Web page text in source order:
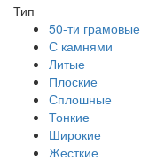
Тип
50-ти грамовые
С камнями
Литые
Плоские
Сплошные
Тонкие
Широкие
Жесткие